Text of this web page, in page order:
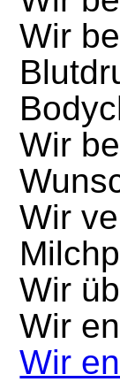
Wir
Wir
Wir
Wir
Wir
Wir